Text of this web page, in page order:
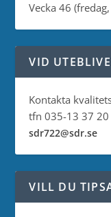
Vecka 46
VID
Kontakta
tfn 035-13 37 20
sdr722@sdr.se
VILL DU